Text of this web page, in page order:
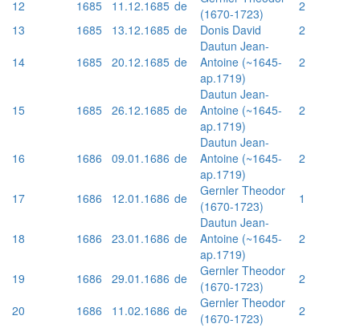
12 1685 11.12.1685 de
(1670-1723)
2
13
1685 13.12.1685 de Donis David
2
14
1685 20.12.1685 de
Dautun Jean-
Antoine (~1645-
ap.1719)
2
15 1685 26.12.1685 de
Dautun Jean-
Antoine (~1645-
ap.1719)
2
16 1686 09.01.1686 de
Dautun Jean-
Antoine (~1645-
ap.1719)
2
17 1686 12.01.1686 de
Gernler Theodor
(1670-1723)
1
18 1686 23.01.1686 de
Dautun Jean-
Antoine (~1645-
ap.1719)
2
19 1686 29.01.1686 de
Gernler Theodor
(1670-1723)
2
20
1686 11.02.1686 de
Gernler Theodor
(1670-1723)
2